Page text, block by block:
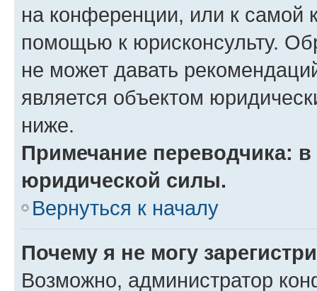
на конференции, или к самой
помощью к юрисконсульту.
не может давать
является объектом
ниже.
Примечание переводчика:
юридической силы.
Вернуться к началу
Почему я не могу
Возможно, администратор